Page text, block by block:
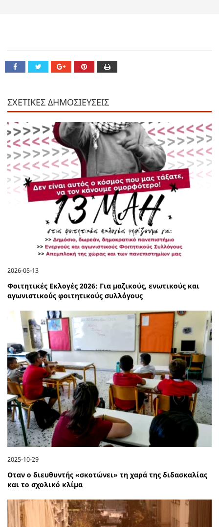
ΣΧΕΤΙΚΕΣ ΔΗΜΟΣΙΕΥΣΕΙΣ
2026-05-13
Φοιτητικές Εκλογές 2026: Για µαζικούς, ενωτικούς και
αγωνιστικούς φοιτητικούς συλλόγους
2025-10-29
Οταν ο διευθυντής «σκοτώνει» τη χαρά της διδασκαλίας
και το σχολικό κλίμα